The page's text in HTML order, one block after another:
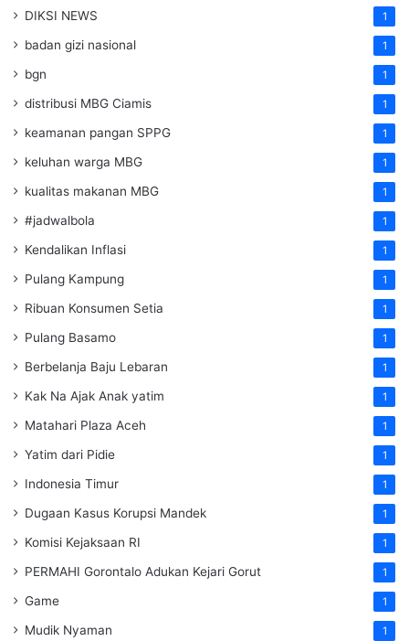
DIKSI NEWS 1
badan gizi nasional 1
bgn 1
distribusi MBG Ciamis 1
keamanan pangan SPPG 1
keluhan warga MBG 1
kualitas makanan MBG 1
#jadwalbola 1
Kendalikan Inflasi 1
Pulang Kampung 1
Ribuan Konsumen Setia 1
Pulang Basamo 1
Berbelanja Baju Lebaran 1
Kak Na Ajak Anak yatim 1
Matahari Plaza Aceh 1
Yatim dari Pidie 1
Indonesia Timur 1
Dugaan Kasus Korupsi Mandek 1
Komisi Kejaksaan RI 1
PERMAHI Gorontalo Adukan Kejari Gorut 1
Game 1
Mudik Nyaman 1